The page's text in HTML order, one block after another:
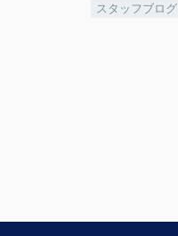
スタッフブログ